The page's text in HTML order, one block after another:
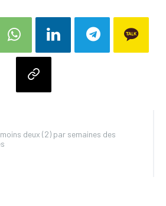
deux (2) par semaines des